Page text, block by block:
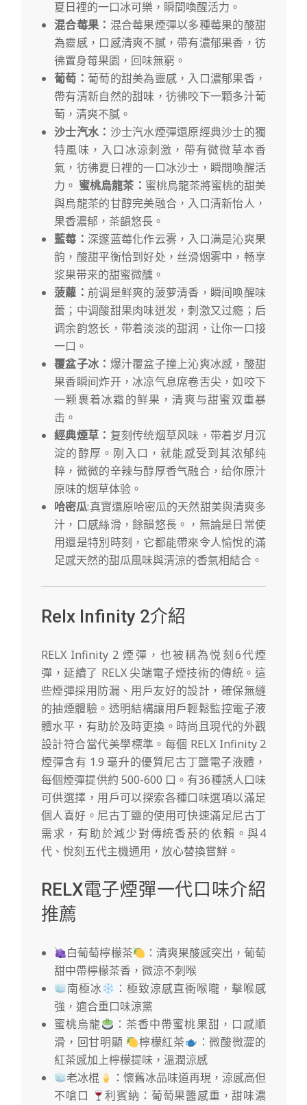
夏日裡的一口冰可樂，瞬間喚醒活力。
混合莓果： 混合莓果煙彈以多種莓果的酸甜
為靈感，口感清爽不膩，帶有濃郁果香，彷
彿置身莓果園，回味無窮。
葡萄： 葡萄的甜美為靈感，入口濃郁果香，
帶有清新自然的甜味，彷彿咬下一顆多汁葡
萄，清爽不膩。
沙士汽水： 沙士汽水煙彈還原經典沙士的獨
特風味，入口冰涼刺激，帶有微微草本香
氣，彷彿夏日裡的一口冰沙士，瞬間喚醒活
力。 蜜桃烏龍茶： 蜜桃烏龍茶將蜜桃的甜美
與烏龍茶的甘醇完美融合，入口清新怡人，
果香濃郁，茶韻悠長。
藍莓： 深邃蓝莓化作云雾，入口满是沁爽果
韵，酸甜平衡恰到好处，丝滑烟雾中，畅享
浆果带来的甜蜜微醺。
菠蘿： 前调是鲜爽的菠萝清香，瞬间唤醒味
蕾；中调酸甜果肉味迸发，刺激又过瘾；后
调余韵悠长，带着淡淡的甜润，让你一口接
一口。
覆盆子冰： 爆汁覆盆子撞上沁爽冰感，酸甜
果香瞬间炸开，冰凉气息席卷舌尖，如咬下
一颗裹着冰霜的鲜果，清爽与甜蜜双重暴
击。
經典煙草： 复刻传统烟草风味，带着岁月沉
淀的醇厚。刚入口，就能感受到其浓郁纯
粹，微微的辛辣与醇厚香气融合，给你原汁
原味的烟草体验。
哈密瓜:真實還原哈密瓜的天然甜美與清爽多
汁，口感絲滑，餘韻悠長。，無論是日常使
用還是特別時刻，它都能帶來令人愉悅的滿
足感天然的甜瓜風味與清涼的香氣相結合。
Relx Infinity 2介紹
RELX Infinity 2 煙彈，也被稱為悦刻6代煙
彈，延續了 RELX 尖端電子煙技術的傳統。這
些煙彈採用防漏、用戶友好的設計，確保無縫
的抽煙體驗。透明結構讓用戶輕鬆監控電子液
體水平，有助於及時更換。時尚且現代的外觀
設計符合當代美學標準。每個 RELX Infinity 2
煙彈含有 1.9 毫升的優質尼古丁鹽電子液體，
每個煙彈提供約 500-600 口。有36種誘人口味
可供選擇，用戶可以探索各種口味選項以滿足
個人喜好。尼古丁鹽的使用可快速滿足尼古丁
需求，有助於減少對傳統香菸的依賴。與4
代、悅刻五代主機通用，放心替換嘗鮮。
RELX電子煙彈一代口味介紹
推薦
白葡萄檸檬茶
：清爽果酸感突出，葡萄
甜中帶檸檬茶香，微涼不刺喉
南極冰
：極致涼感直衝喉嚨，擊喉感
強，適合重口味涼黨
蜜桃烏龍
：茶香中帶蜜桃果甜，口感順
滑，回甘明顯
檸檬紅茶
：微酸微澀的
紅茶感加上檸檬提味，溫潤涼感
老冰棍
：懷舊冰品味道再現，涼感高但
不嗆口
利賓納：葡萄果醬感重，甜味濃